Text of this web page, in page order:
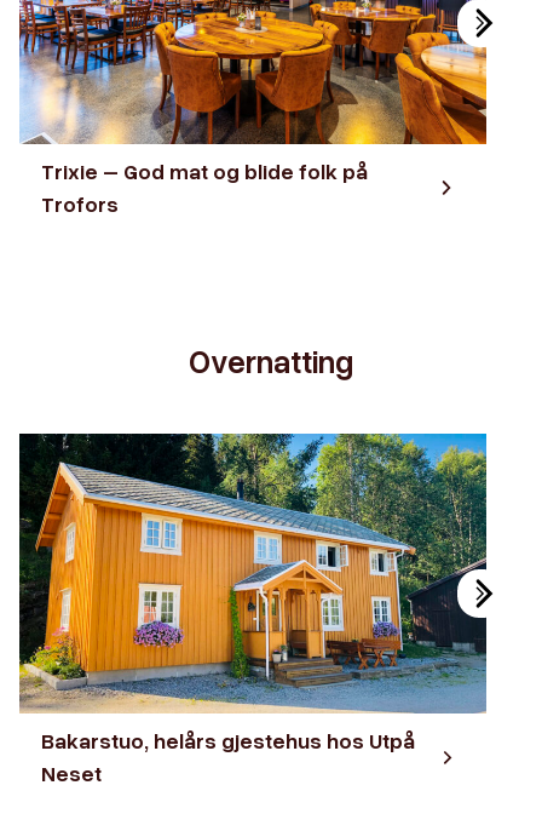
Trixie – God mat og blide folk på
Trofors
Overnatting
Bakarstuo, helårs gjestehus hos Utpå
Neset